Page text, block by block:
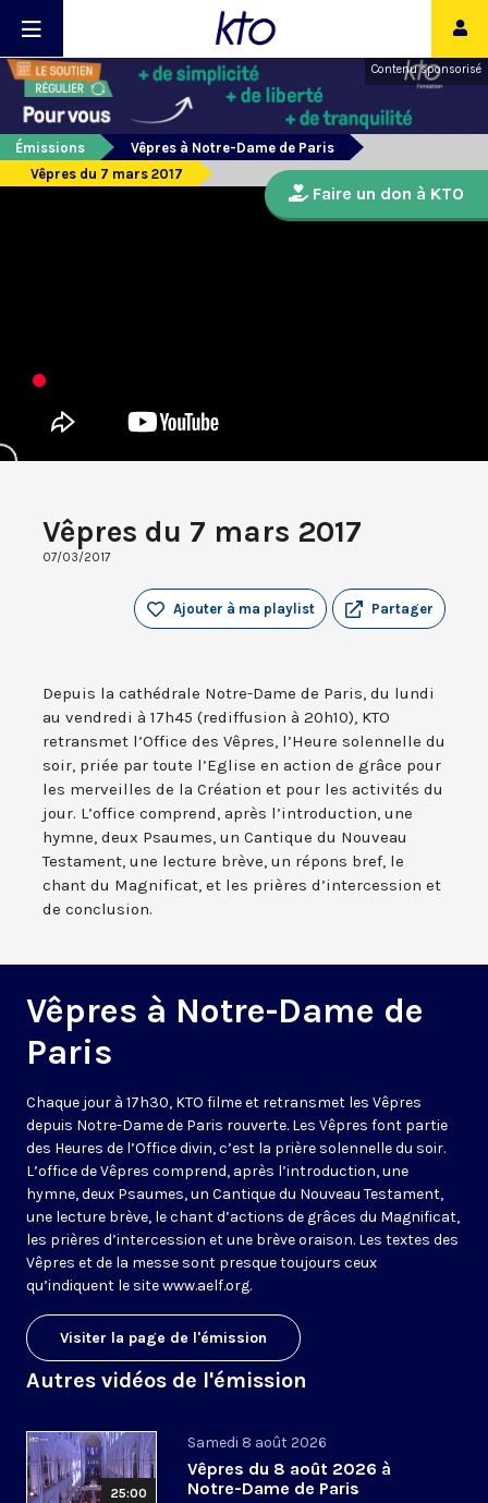
Contenu sponsorisé
Émissions
Vêpres à Notre-Dame de Paris
Vêpres du 7 mars 2017
Vêpres du 7 mars 2017
07/03/2017
Partager
Ajouter à ma playlist
Depuis la cathédrale Notre-Dame de Paris, du lundi
au vendredi à 17h45 (rediffusion à 20h10), KTO
retransmet l’Office des Vêpres, l’Heure solennelle du
soir, priée par toute l’Eglise en action de grâce pour
les merveilles de la Création et pour les activités du
jour. L’office comprend, après l’introduction, une
hymne, deux Psaumes, un Cantique du Nouveau
Testament, une lecture brève, un répons bref, le
chant du Magnificat, et les prières d’intercession et
de conclusion.
Vêpres à Notre-Dame de
Paris
Chaque jour à 17h30, KTO filme et retransmet les Vêpres
depuis Notre-Dame de Paris rouverte. Les Vêpres font partie
des Heures de l’Office divin, c’est la prière solennelle du soir.
L’office de Vêpres comprend, après l’introduction, une
hymne, deux Psaumes, un Cantique du Nouveau Testament,
une lecture brève, le chant d’actions de grâces du Magnificat,
les prières d’intercession et une brève oraison. Les textes des
Vêpres et de la messe sont presque toujours ceux
qu’indiquent le sitewww.aelf.org.
Visiter la page de l'émission
Autres vidéos de l'émission
25:00
Samedi 8 août 2026
Vêpres du 8 août 2026 à
Notre-Dame de Paris
Faire un don à KTO